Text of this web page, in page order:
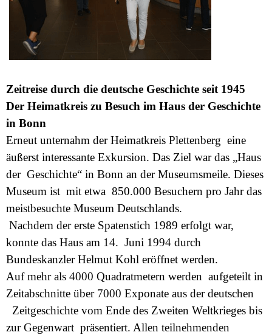
Zeitreise durch die deutsche Geschichte seit 1945
Der Heimatkreis zu Besuch im Haus der Geschichte
in Bonn
Erneut unternahm der Heimatkreis Plettenberg eine
äußerst interessante Exkursion. Das Ziel war das „Haus
der Geschichte“ in Bonn an der Museumsmeile. Dieses
Museum ist mit etwa 850.000 Besuchern pro Jahr das
meistbesuchte Museum Deutschlands.
Nachdem der erste Spatenstich 1989 erfolgt war,
konnte das Haus am 14. Juni 1994 durch
Bundeskanzler Helmut Kohl eröffnet werden.
Auf mehr als 4000 Quadratmetern werden aufgeteilt in
Zeitabschnitte über 7000 Exponate aus der deutschen
Zeitgeschichte vom Ende des Zweiten Weltkrieges bis
zur Gegenwart präsentiert. Allen teilnehmenden